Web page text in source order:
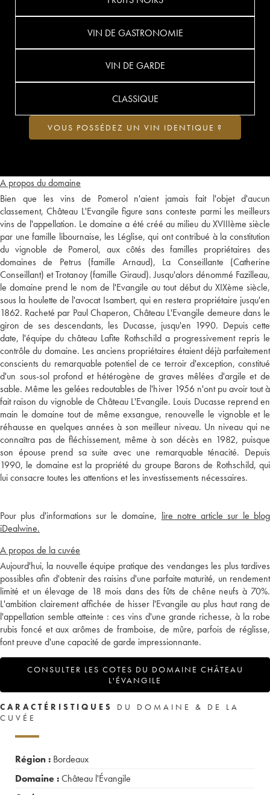
A propos du domaine
Bien que les vins de Pomerol n'aient jamais fait l'objet d'aucun
classement, Château L'Evangile figure sans conteste parmi les meilleurs
vins de l'appellation. Le domaine a été créé au milieu du XVIIIème siècle
par une famille libournaise, les Léglise, qui ont contribué à la constitution
du vignoble de Pomerol, aux côtés des familles propriétaires des
domaines de Petrus (famille Arnaud), La Conseillante (Catherine
Conseillant) et Trotanoy (famille Giraud). Jusqu'alors dénommé Fazilleau,
le domaine prend le nom de l'Evangile au tout début du XIXème siècle,
sous la houlette de l'avocat Isambert, qui en restera propriétaire jusqu'en
1862. Racheté par Paul Chaperon, Château L'Evangile demeure dans le
giron de ses descendants, les Ducasse, jusqu'en 1990. Depuis cette
date, l'équipe du château Lafite Rothschild a progressivement repris le
contrôle du domaine. Les anciens propriétaires étaient déjà parfaitement
conscients du remarquable potentiel de ce terroir d'exception, constitué
d'un sous-sol profond et hétérogène de graves mêlées d'argile et de
sable. Même les gelées redoutables de l'hiver 1956 n'ont pu avoir tout à
fait raison du vignoble de Château L'Evangile. Louis Ducasse reprend en
main le domaine tout de même exsangue, renouvelle le vignoble et le
réhausse en quelques années à son meilleur niveau. Un niveau qui ne
connaîtra pas de fléchissement, même à son décès en 1982, puisque
son épouse prend sa suite avec une remarquable ténacité. Depuis
1990, le domaine est la propriété du groupe Barons de Rothschild, qui
lui consacre toutes les attentions et les investissements nécessaires.
Pour plus d'informations sur le domaine, lire notre article sur le blog
iDealwine.
A propos de la cuvée
Aujourd'hui, la nouvelle équipe pratique des vendanges les plus tardives
possibles afin d'obtenir des raisins d'une parfaite maturité, un rendement
limité et un élevage de 18 mois dans des fûts de chêne neufs à 70%.
L'ambition clairement affichée de hisser l'Evangile au plus haut rang de
l'appellation semble atteinte : ces vins d'une grande richesse, à la robe
rubis foncé et aux arômes de framboise, de mûre, parfois de réglisse,
font preuve d'une capacité de garde impressionnante.
CONSULTER LES COTES DU DOMAINE CHÂTEAU
L'ÉVANGILE
VIN DE GASTRONOMIE
VIN DE GARDE
CLASSIQUE
VOUS POSSÉDEZ UN VIN IDENTIQUE ?
CARACTÉRISTIQUES
DU DOMAINE & DE LA
CUVÉE
Région : Bordeaux
Domaine :Château l'Évangile